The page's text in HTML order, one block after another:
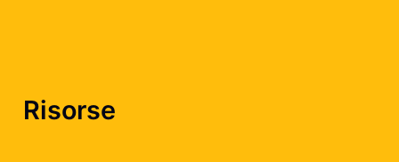
Risorse